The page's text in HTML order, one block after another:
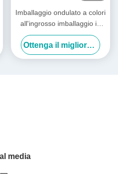
Imballaggio ondulato a colori
all'ingrosso imballaggio in
carta
Ottenga il migliore prezzo
media